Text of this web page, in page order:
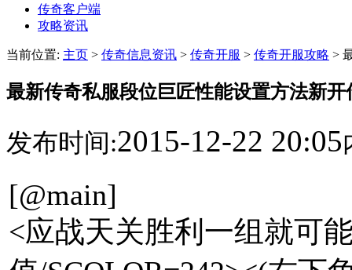
传奇客户端
攻略资讯
当前位置: 主页 > 传奇信息资讯 > 传奇开服 > 传奇开服攻略 >
最新传奇私服段位巨匠性能设置方法新开
发布时间:2015-12-22 20:05
[@main]
<应战天关胜利一组就可